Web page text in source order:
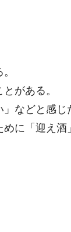
がある。
などと感じ
に「迎え酒